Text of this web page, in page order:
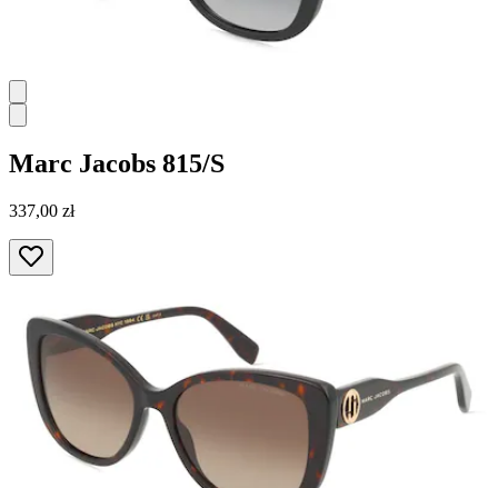
Marc Jacobs 815/S
337,00 zł